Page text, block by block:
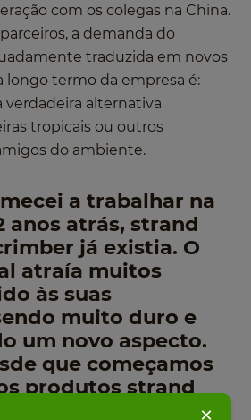
×
com os colegas na China.
a demanda do
traduzida em novos
longo termo da empresa é:
verdadeira alternativa
tropicais ou outros
do ambiente.
a trabalhar na
anos atrás, strand
já existia. O
atraía muitos
às suas
muito duro e
um novo aspecto.
que começamos
produtos strand
que existia